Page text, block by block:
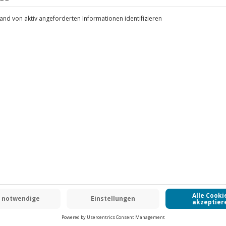
Schuhwerk, optional ein Korb